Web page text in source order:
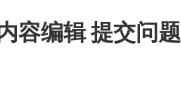
容编辑 提交问题